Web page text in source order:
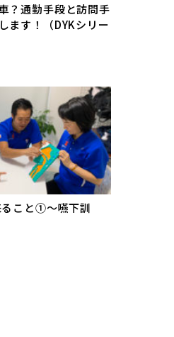
？通勤手段と訪問手
ます！（DYKシリー
こと①〜嚥下訓